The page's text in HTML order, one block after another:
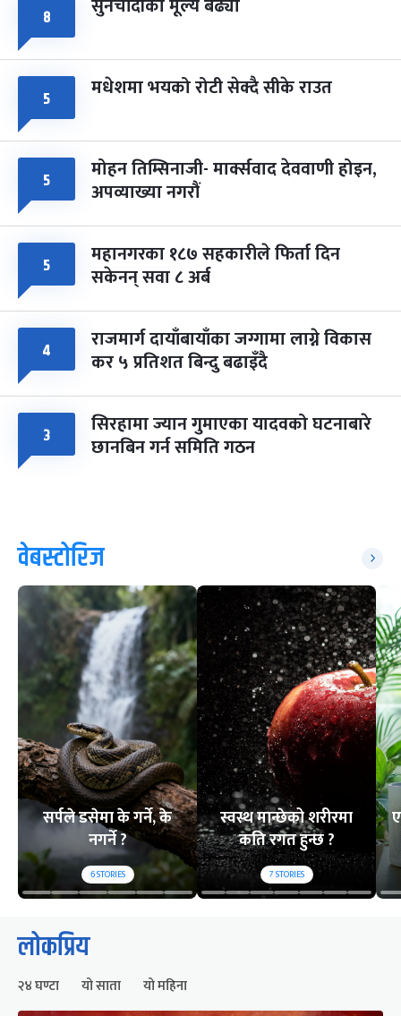
८ सुनचाँदीको मूल्य बढ्यो
५ मधेशमा भयको रोटी सेक्दै सीके राउत
५ मोहन तिम्सिनाजी- मार्क्सवाद देववाणी होइन,
अपव्याख्या नगरौं
५ महानगरका १८७ सहकारीले फिर्ता दिन
सकेनन् सवा ८ अर्ब
४ राजमार्ग दायाँबायाँका जग्गामा लाग्ने विकास
कर ५ प्रतिशत बिन्दु बढाइँदै
३ सिरहामा ज्यान गुमाएका यादवको घटनाबारे
छानबिन गर्न समिति गठन
वेबस्टोरिज
सर्पले डसेमा के गर्ने, के
नगर्ने ?
6STORIES
स्वस्थ मान्छेको शरीरमा
कति रगत हुन्छ ?
7STORIES
लोकप्रिय
२४ घण्टा यो साता यो महिना